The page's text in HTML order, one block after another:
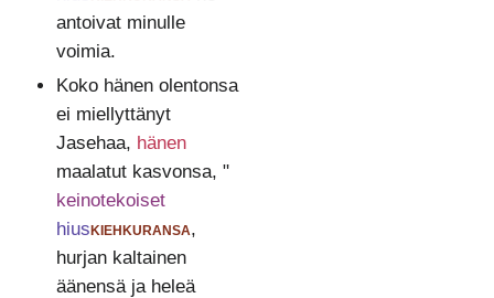
antoivat minulle
voimia.
Koko hänen olentonsa
ei miellyttänyt
Jasehaa, hänen
maalatut kasvonsa, "
keinotekoiset
hiuskiehkuransa,
hurjan kaltainen
äänensä ja heleä